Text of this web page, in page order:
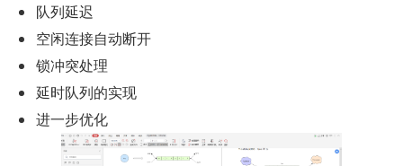
队列延迟
空闲连接自动断开
锁冲突处理
延时队列的实现
进一步优化